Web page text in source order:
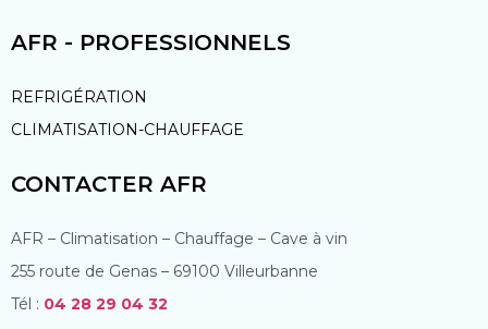
AFR - PROFESSIONNELS
REFRIGÉRATION
CLIMATISATION-CHAUFFAGE
CONTACTER AFR
AFR – Climatisation – Chauffage – Cave à vin
255 route de Genas – 69100 Villeurbanne
Tél : 04 28 29 04 32